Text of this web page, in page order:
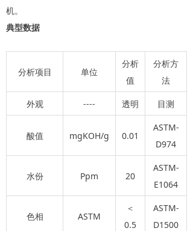
机。
典型数据
分析项目 单位
分析
值
分析方
法
外观 ---- 透明 目测
酸值 mgKOH/g 0.01
ASTM-
D974
水份 Ppm 20
ASTM-
E1064
色相 ASTM
＜
0.5
ASTM-
D1500